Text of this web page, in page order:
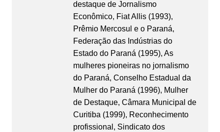
destaque de Jornalismo
Econômico, Fiat Allis (1993),
Prêmio Mercosul e o Paraná,
Federação das Indústrias do
Estado do Paraná (1995), As
mulheres pioneiras no jornalismo
do Paraná, Conselho Estadual da
Mulher do Paraná (1996), Mulher
de Destaque, Câmara Municipal de
Curitiba (1999), Reconhecimento
profissional, Sindicato dos